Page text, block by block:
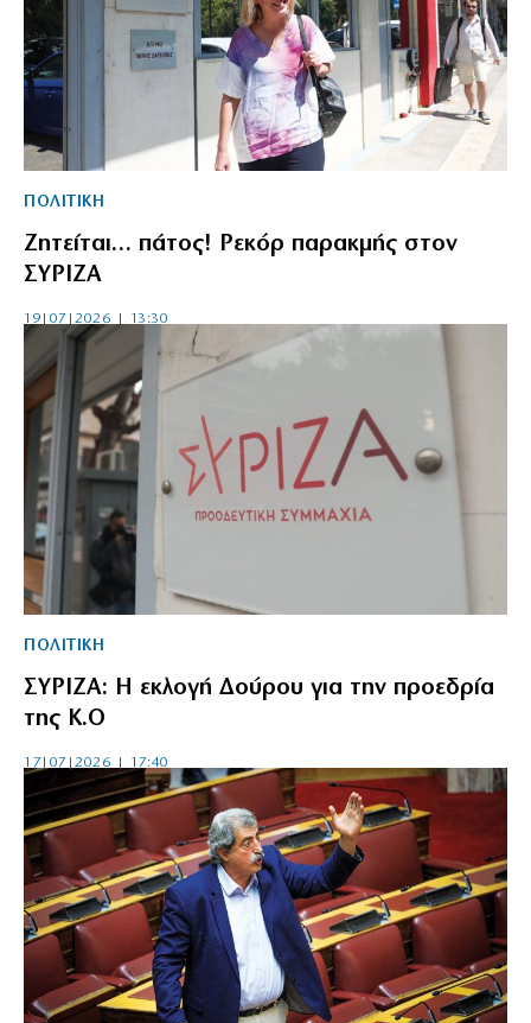
ΠΟΛΙΤΙΚΗ
Ζητείται… πάτος! Ρεκόρ παρακμής στον
ΣΥΡΙΖΑ
19|07|2026 | 13:30
ΠΟΛΙΤΙΚΗ
ΣΥΡΙΖΑ: H εκλογή Δούρου για την προεδρία
της Κ.Ο
17|07|2026 | 17:40